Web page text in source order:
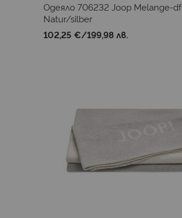
Одеяло 706232 Joop Melange-df
Natur/silber
102,25 €/199,98 лв.